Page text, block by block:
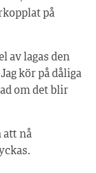
på
av lagas den
kör på dåliga
om det blir
att nå